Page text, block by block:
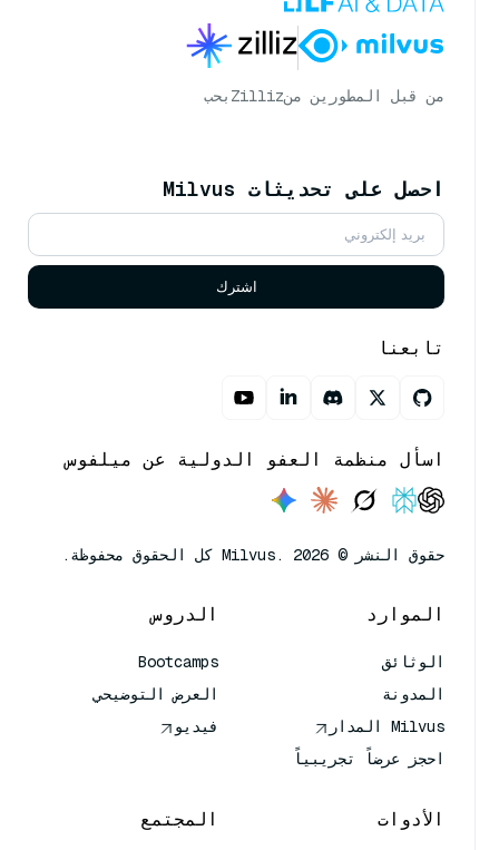
من قبل المطورين منZilliz بحب
احصل على تحديثات Milvus
اشترك
تابعنا
اسأل منظمة العفو الدولية عن ميلفوس
حقوق النشر © Milvus. 2026 كل الحقوق محفوظة.
الموارد
الوثائق
المدونة
Milvus المدار
احجز عرضاً تجريبياً
الدروس
Bootcamps
العرض التوضيحي
فيديو
الأدوات المجتمع